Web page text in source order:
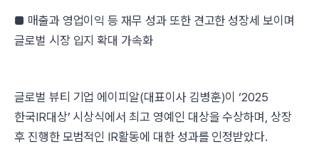
■ 매출과 영업이익 등 재무 성과 또한 견고한 성장세 보이며
글로벌 시장 입지 확대 가속화
글로벌 뷰티 기업 에이피알(대표이사 김병훈)이 ‘2025
한국IR대상’ 시상식에서 최고 영예인 대상을 수상하며, 상장
후 진행한 모범적인 IR활동에 대한 성과를 인정받았다.